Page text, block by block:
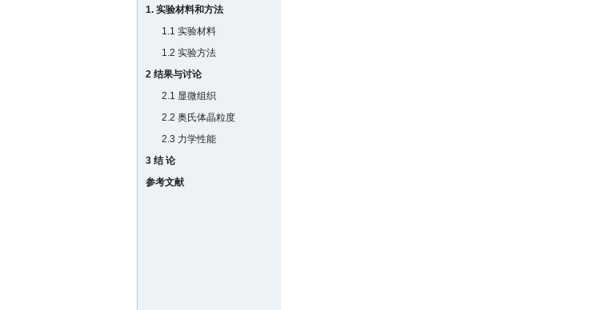
1. 实验材料和方法
1.1 实验材料
1.2 实验方法
2 结果与讨论
2.1 显微组织
2.2 奥氏体晶粒度
2.3 力学性能
3 结 论
参考文献